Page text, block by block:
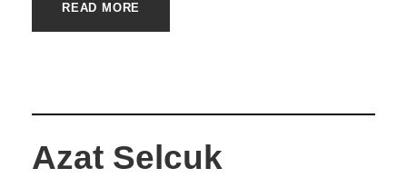
READ MORE
Azat Selcuk